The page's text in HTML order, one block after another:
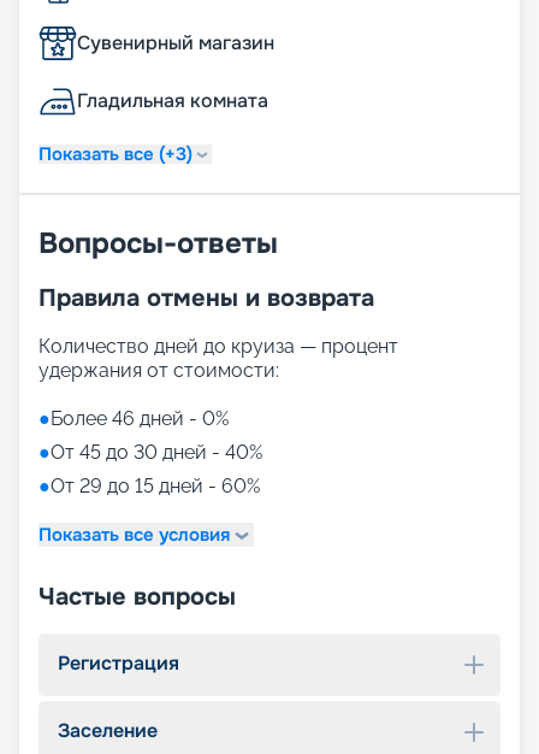
Сувенирный магазин
Гладильная комната
Показать все (+3)
Вопросы-ответы
Правила отмены и возврата
Количество дней до круиза — процент
удержания от стоимости:
●Более 46 дней - 0%
●От 45 до 30 дней - 40%
●От 29 до 15 дней - 60%
Показать все условия
Частые вопросы
Регистрация
Заселение